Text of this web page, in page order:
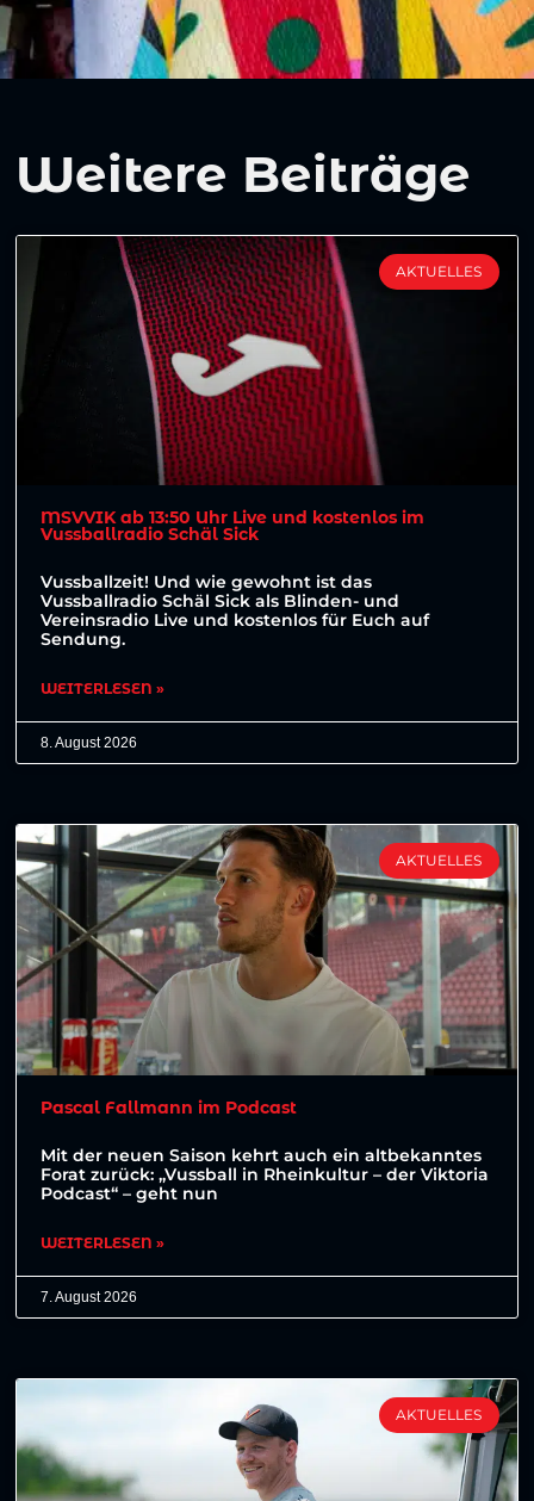
Weitere Beiträge
AKTUELLES
MSVVIK ab 13:50 Uhr Live und kostenlos im
Vussballradio Schäl Sick
Vussballzeit! Und wie gewohnt ist das
Vussballradio Schäl Sick als Blinden- und
Vereinsradio Live und kostenlos für Euch auf
Sendung.
WEITERLESEN »
8. August 2026
AKTUELLES
Pascal Fallmann im Podcast
Mit der neuen Saison kehrt auch ein altbekanntes
Forat zurück: „Vussball in Rheinkultur – der Viktoria
Podcast“ – geht nun
WEITERLESEN »
7. August 2026
AKTUELLES